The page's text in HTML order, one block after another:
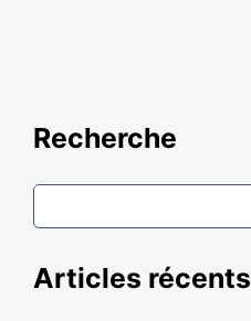
Recherche
Articles récents